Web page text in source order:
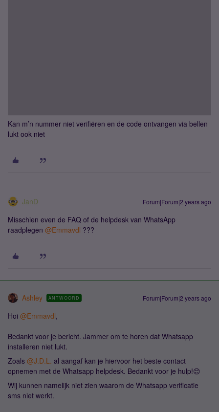
Kan m’n nummer niet verifiëren en de code ontvangen via bellen
lukt ook niet
JanD Forum|Forum|2 years ago
Misschien even de FAQ of de helpdesk van WhatsApp
raadplegen @Emmavdl ???
Ashley ANTWOORD Forum|Forum|2 years ago
Hoi @Emmavdl,
Bedankt voor je bericht. Jammer om te horen dat Whatsapp
installeren niet lukt.
Zoals @J.D.L. al aangaf kan je hiervoor het beste contact
opnemen met de Whatsapp helpdesk. Bedankt voor je hulp!😊
Wij kunnen namelijk niet zien waarom de Whatsapp verificatie
sms niet werkt.